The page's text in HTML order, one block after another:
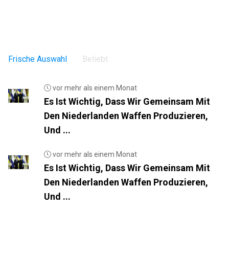
Frische Auswahl Beliebt
vor mehr als einem Monat
Es Ist Wichtig, Dass Wir Gemeinsam Mit
Den Niederlanden Waffen Produzieren,
Und ...
vor mehr als einem Monat
Es Ist Wichtig, Dass Wir Gemeinsam Mit
Den Niederlanden Waffen Produzieren,
Und ...